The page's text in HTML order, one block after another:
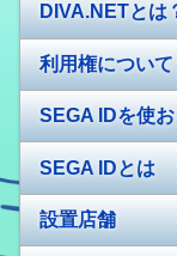
DIVA.NETとは
利用権について
SEGA IDを使お
SEGA IDとは
設置店舗